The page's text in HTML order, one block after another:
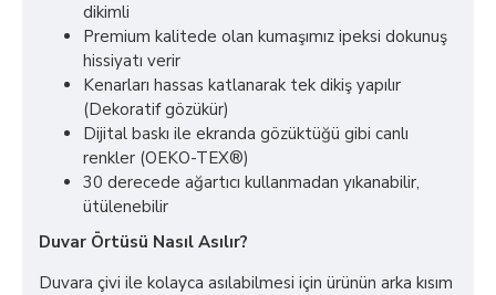
dikimli
Premium kalitede olan kumaşımız ipeksi dokunuş
hissiyatı verir
Kenarları hassas katlanarak tek dikiş yapılır
(Dekoratif gözükür)
Dijital baskı ile ekranda gözüktüğü gibi canlı
renkler (OEKO-TEX®)
30 derecede ağartıcı kullanmadan yıkanabilir,
ütülenebilir
Duvar Örtüsü Nasıl Asılır?
Duvara çivi ile kolayca asılabilmesi için ürünün arka kısım